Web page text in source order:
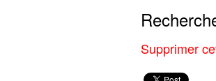
Supprimer